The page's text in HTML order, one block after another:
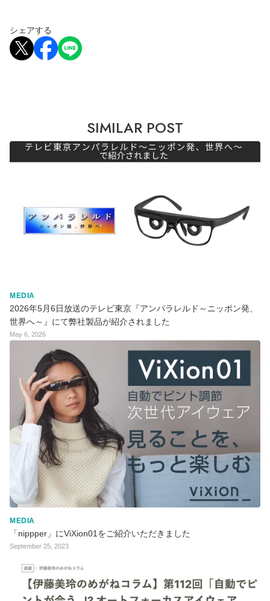
シェアする
SIMILAR POST
MEDIA
2026年5月6日放送のテレビ東京『アンパラレルド～ニッポン発、
世界へ～』にて弊社製品が紹介されました
May 6, 2026
MEDIA
「nippper」にViXion01をご紹介いただきました
September 25, 2023